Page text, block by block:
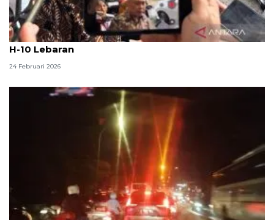
Menhub targetkan perbaikan jalan rusak rampung
H-10 Lebaran
24 Februari 2026